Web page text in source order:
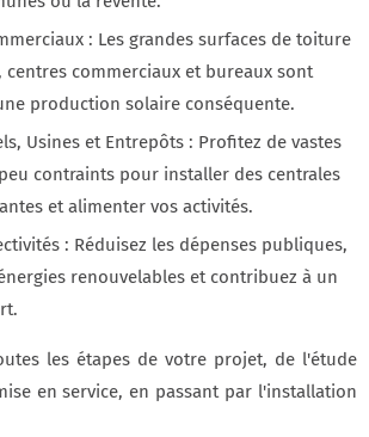
: Les grandes surfaces de toiture
centres commerciaux et bureaux sont
production solaire conséquente.
Usines et Entrepôts : Profitez de vastes
contraints pour installer des centrales
et alimenter vos activités.
: Réduisez les dépenses publiques,
renouvelables et contribuez à un
les étapes de votre projet, de l'étude
en service, en passant par l'installation